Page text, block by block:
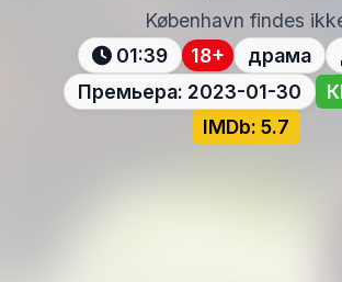
København findes
01:39
18+ драма
Премьера: 2023-01-30
IMDb: 5.7